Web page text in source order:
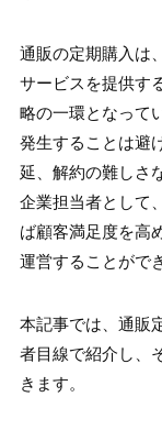
通販の定期購入は
サービスを提供す
略の一環となって
発生することは避
延、解約の難しさ
企業担当者として
ば顧客満足度を高
運営することがで
本記事では、通販
者目線で紹介し、
きます。